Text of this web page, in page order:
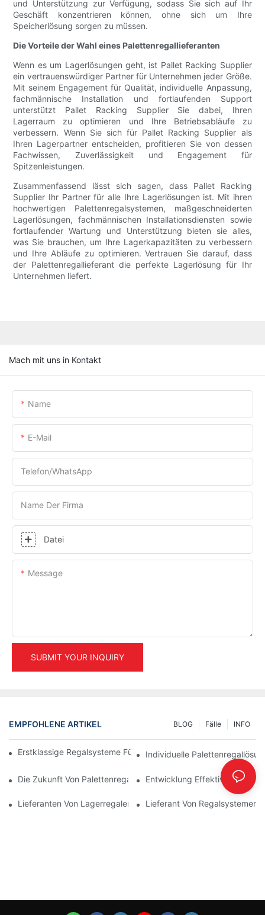
und Unterstützung zur Verfügung, sodass Sie sich auf Ihr
Geschäft konzentrieren können, ohne sich um Ihre
Speicherlösung sorgen zu müssen.
Die Vorteile der Wahl eines Palettenregallieferanten
Wenn es um Lagerlösungen geht, ist Pallet Racking Supplier
ein vertrauenswürdiger Partner für Unternehmen jeder Größe.
Mit seinem Engagement für Qualität, individuelle Anpassung,
fachmännische Installation und fortlaufenden Support
unterstützt Pallet Racking Supplier Sie dabei, Ihren
Lagerraum zu optimieren und Ihre Betriebsabläufe zu
verbessern. Wenn Sie sich für Pallet Racking Supplier als
Ihren Lagerpartner entscheiden, profitieren Sie von dessen
Fachwissen, Zuverlässigkeit und Engagement für
Spitzenleistungen.
Zusammenfassend lässt sich sagen, dass Pallet Racking
Supplier Ihr Partner für alle Ihre Lagerlösungen ist. Mit ihren
hochwertigen Palettenregalsystemen, maßgeschneiderten
Lagerlösungen, fachmännischen Installationsdiensten sowie
fortlaufender Wartung und Unterstützung bieten sie alles,
was Sie brauchen, um Ihre Lagerkapazitäten zu verbessern
und Ihre Abläufe zu optimieren. Vertrauen Sie darauf, dass
der Palettenregallieferant die perfekte Lagerlösung für Ihr
Unternehmen liefert.
Mach mit uns in Kontakt
Name
E-Mail
Telefon/WhatsApp
Name Der Firma
Datei
Message
SUBMIT YOUR INQUIRY
EMPFOHLENE ARTIKEL INFO
Fälle
BLOG
Erstklassige Regalsysteme Für Effizientes Lagermanagement
Individuelle
Die Zukunft Von Palettenregallösungen: Trends Und
Entwicklung Effektiver
Lieferanten Von Lagerregalen: Worauf Sie Achten Sollten
Lieferant Von Regalsystemen: